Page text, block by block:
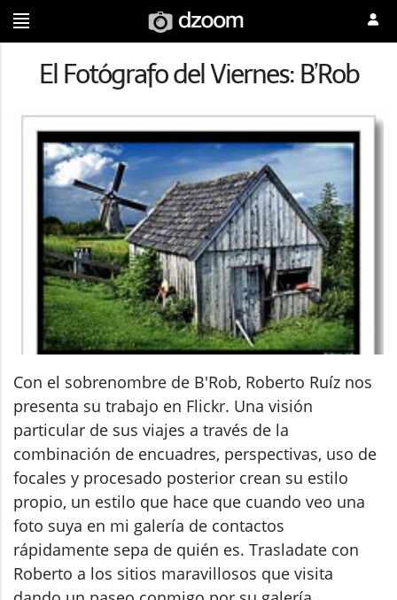
El Fotógrafo del Viernes: B’Rob
Con el sobrenombre de B'Rob, Roberto Ruíz nos
presenta su trabajo en Flickr. Una visión
particular de sus viajes a través de la
combinación de encuadres, perspectivas, uso de
focales y procesado posterior crean su estilo
propio, un estilo que hace que cuando veo una
foto suya en mi galería de contactos
rápidamente sepa de quién es. Trasladate con
Roberto a los sitios maravillosos que visita